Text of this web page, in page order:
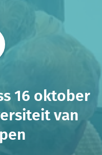
16 oktober
van